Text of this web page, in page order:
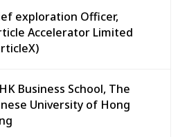
exploration Officer,
Accelerator Limited
Business School, The
University of Hong